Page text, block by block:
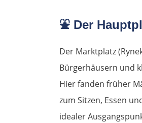
⛲ Der
Der Marktplatz
Bürgerhäusern und
Hier fanden früher
zum Sitzen, Essen
idealer